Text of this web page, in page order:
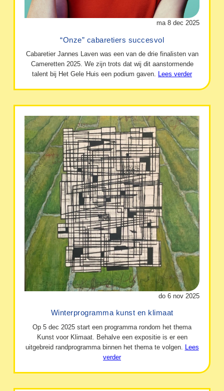
ma 8 dec 2025
“Onze” cabaretiers succesvol
Cabaretier Jannes Laven was een van de drie finalisten van
Cameretten 2025. We zijn trots dat wij dit aanstormende
talent bij Het Gele Huis een podium gaven. Lees verder
do 6 nov 2025
Winterprogramma kunst en klimaat
Op 5 dec 2025 start een programma rondom het thema
Kunst voor Klimaat. Behalve een expositie is er een
uitgebreid randprogramma binnen het thema te volgen.
Lees
verder